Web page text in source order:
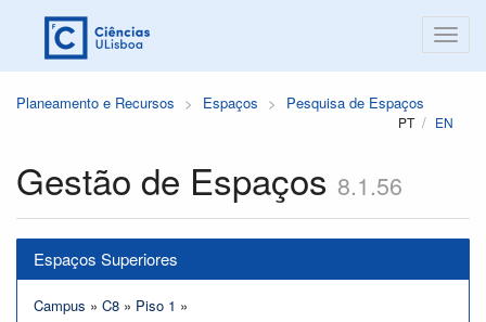
Planeamento e Recursos Espaços Pesquisa de Espaços
PT EN
Gestão de Espaços 8.1.56
Espaços Superiores
Campus » C8 » Piso 1 »